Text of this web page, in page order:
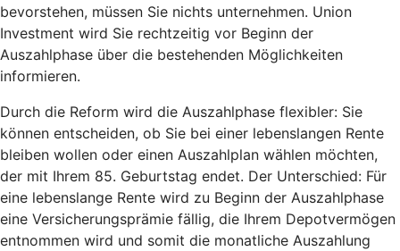
bevorstehen, müssen Sie nichts unternehmen. Union
Investment wird Sie rechtzeitig vor Beginn der
Auszahlphase über die bestehenden Möglichkeiten
informieren.
Durch die Reform wird die Auszahlphase flexibler: Sie
können entscheiden, ob Sie bei einer lebenslangen Rente
bleiben wollen oder einen Auszahlplan wählen möchten,
der mit Ihrem 85. Geburtstag endet. Der Unterschied: Für
eine lebenslange Rente wird zu Beginn der Auszahlphase
eine Versicherungsprämie fällig, die Ihrem Depotvermögen
entnommen wird und somit die monatliche Auszahlung